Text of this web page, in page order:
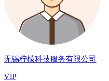
无锡柠檬科技服务有限公司
VIP